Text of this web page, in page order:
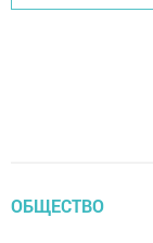
ОБЩЕСТВО